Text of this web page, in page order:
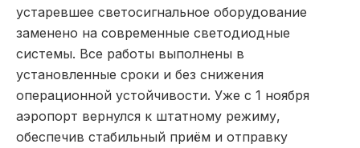
устаревшее светосигнальное оборудование
заменено на современные светодиодные
системы. Все работы выполнены в
установленные сроки и без снижения
операционной устойчивости. Уже с 1 ноября
аэропорт вернулся к штатному режиму,
обеспечив стабильный приём и отправку